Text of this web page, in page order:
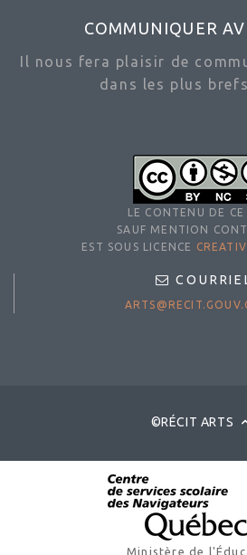
COMMUNIQUER
Il nous fera plaisir de
dans les plus
LE CONTENU DE CE
SAUF MENTION
EST SOUS LICENCE
©RÉCIT ARTS
Ministère de